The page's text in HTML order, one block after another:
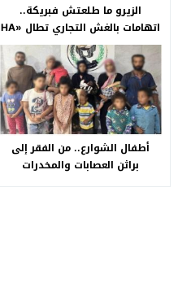
الزيرو ما طلعتش فبريكة..
اتهامات بالغش التجاري تطال «HA
Auto التجمع».. شكوى شراء
سيارة بـ3 ملايين جنيه تفجّر الأزمة
أطفال الشوارع.. من الفقر إلى
براثن العصابات والمخدرات